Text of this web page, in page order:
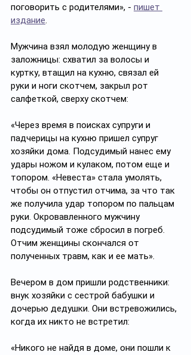
поговорить с родителями», - пишет
издание.
Мужчина взял молодую женщину в
заложницы: схватил за волосы и
куртку, втащил на кухню, связал ей
руки и ноги скотчем, закрыл рот
салфеткой, сверху скотчем:
«Через время в поисках супруги и
падчерицы на кухню пришел супруг
хозяйки дома. Подсудимый нанес ему
удары ножом и кулаком, потом еще и
топором. «Невеста» стала умолять,
чтобы он отпустил отчима, за что так
же получила удар топором по пальцам
руки. Окровавленного мужчину
подсудимый тоже сбросил в погреб.
Отчим женщины скончался от
полученных травм, как и ее мать».
Вечером в дом пришли родственники:
внук хозяйки с сестрой бабушки и
дочерью дедушки. Они встревожились,
когда их никто не встретил:
«Никого не найдя в доме, они пошли к